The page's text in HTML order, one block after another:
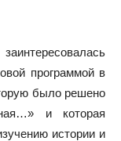
программой в
было решено
и которая
истории и